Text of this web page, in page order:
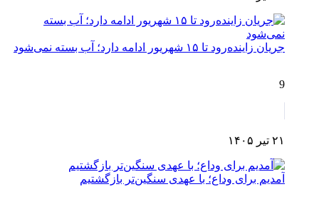
جریان زاینده‌رود تا ۱۵ شهریور ادامه دارد؛ آب بسته نمی‌شود
9
۲۱ تیر ۱۴۰۵
آمدیم برای وداع؛ با عهدی سنگین‌تر بازگشتیم